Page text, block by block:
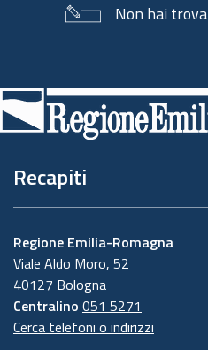
Non hai
di
pagina
Recapiti
Regione Emilia-Romagna
Viale Aldo Moro, 52
40127 Bologna
Centralino 051 5271
Cerca telefoni o indirizzi